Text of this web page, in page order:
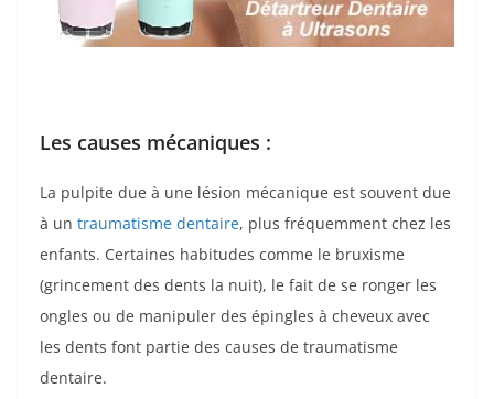
Les causes mécaniques :
La pulpite due à une lésion mécanique est souvent due
à un traumatisme dentaire, plus fréquemment chez les
enfants. Certaines habitudes comme le bruxisme
(grincement des dents la nuit), le fait de se ronger les
ongles ou de manipuler des épingles à cheveux avec
les dents font partie des causes de traumatisme
dentaire.